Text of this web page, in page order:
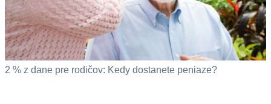
2 % z dane pre rodičov: Kedy dostanete peniaze?